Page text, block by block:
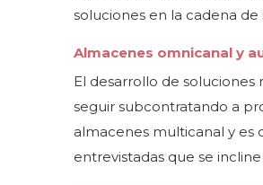
soluciones en la cadena
Almacenes omnicanal y
El desarrollo de
seguir subcontratando a
almacenes multicanal y es
entrevistadas que se